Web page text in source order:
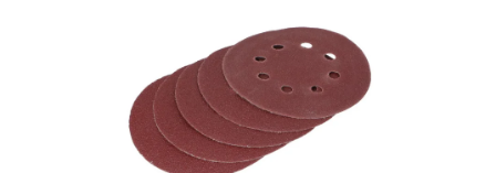
Dětská hřiště
Autodoplňky